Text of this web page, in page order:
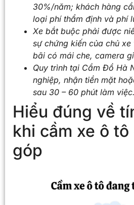
30%/năm; khách hàng
loại phí thẩm định và phí
Xe bắt buộc phải được
sự chứng kiến của chủ
bãi có mái che, camera
Quy trình tại Cầm Đồ Hà
nghiệp, nhận tiền mặt
sau 30 – 60 phút làm việc.
Hiểu đúng về
khi cầm xe ô
góp